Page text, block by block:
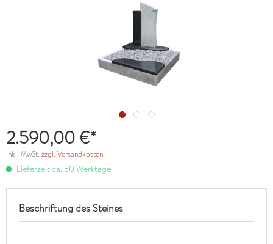
2.590,00 €*
inkl. MwSt. zzgl. Versandkosten
Lieferzeit ca. 30 Werktage
Beschriftung des Steines